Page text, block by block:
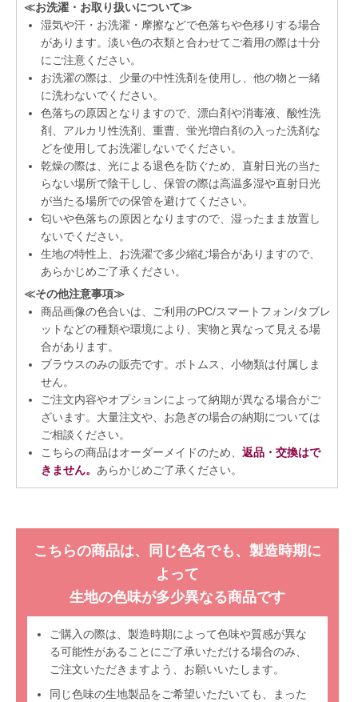
≪お洗濯・お取り扱いについて≫
湿気や汗・お洗濯・摩擦などで色落ちや色移りする場合
があります。淡い色の衣類と合わせてご着用の際は十分
にご注意ください。
お洗濯の際は、少量の中性洗剤を使用し、他の物と一緒
に洗わないでください。
色落ちの原因となりますので、漂白剤や消毒液、酸性洗
剤、アルカリ性洗剤、重曹、蛍光増白剤の入った洗剤な
どを使用してお洗濯しないでください。
乾燥の際は、光による退色を防ぐため、直射日光の当た
らない場所で陰干しし、保管の際は高温多湿や直射日光
が当たる場所での保管を避けてください。
匂いや色落ちの原因となりますので、湿ったまま放置し
ないでください。
生地の特性上、お洗濯で多少縮む場合がありますので、
あらかじめご了承ください。
≪その他注意事項≫
商品画像の色合いは、ご利用のPC/スマートフォン/タブレ
ットなどの種類や環境により、実物と異なって見える場
合があります。
ブラウスのみの販売です。ボトムス、小物類は付属しま
せん。
ご注文内容やオプションによって納期が異なる場合がご
ざいます。大量注文や、お急ぎの場合の納期については
ご相談ください。
こちらの商品はオーダーメイドのため、 返品・交換はで
きません。 あらかじめご了承ください。
こちらの商品は、同じ色名でも、製造時期に
よって
生地の色味が多少異なる商品です
ご購入の際は、製造時期によって色味や質感が異な
る可能性があることにご了承いただける場合のみ、
ご注文いただきますよう、お願いいたします。
同じ色味の生地製品をご希望いただいても、まった